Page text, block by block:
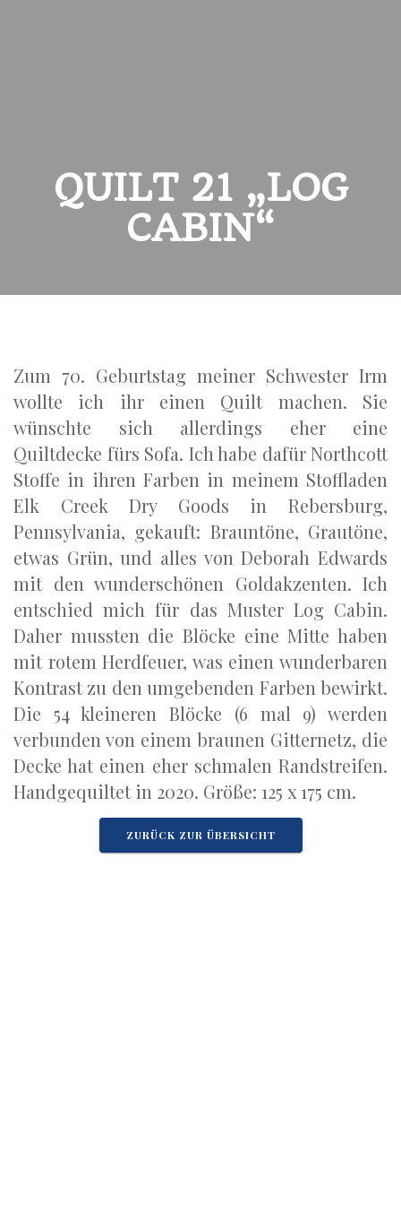
QUILT 21 „LOG
CABIN“
Zum 70. Geburtstag meiner Schwester Irm
wollte ich ihr einen Quilt machen. Sie
wünschte sich allerdings eher eine
Quiltdecke fürs Sofa. Ich habe dafür Northcott
Stoffe in ihren Farben in meinem Stoffladen
Elk Creek Dry Goods in Rebersburg,
Pennsylvania, gekauft: Brauntöne, Grautöne,
etwas Grün, und alles von Deborah Edwards
mit den wunderschönen Goldakzenten. Ich
entschied mich für das Muster Log Cabin.
Daher mussten die Blöcke eine Mitte haben
mit rotem Herdfeuer, was einen wunderbaren
Kontrast zu den umgebenden Farben bewirkt.
Die 54 kleineren Blöcke (6 mal 9) werden
verbunden von einem braunen Gitternetz, die
Decke hat einen eher schmalen Randstreifen.
Handgequiltet in 2020. Größe: 125 x 175 cm.
ZURÜCK ZUR ÜBERSICHT